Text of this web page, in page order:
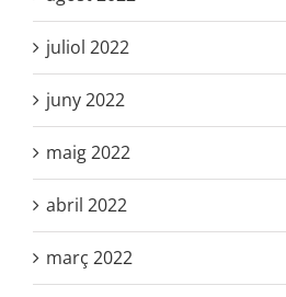
juliol 2022
juny 2022
maig 2022
abril 2022
març 2022